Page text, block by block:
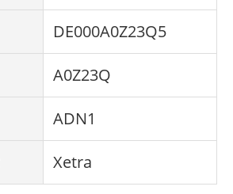
DE000A0Z23Q5
A0Z23Q
ADN1
Xetra